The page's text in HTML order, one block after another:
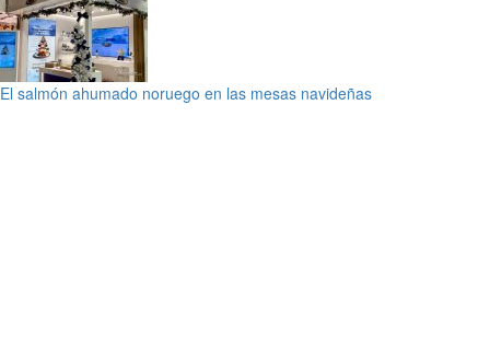
El salmón ahumado noruego en las mesas navideñas